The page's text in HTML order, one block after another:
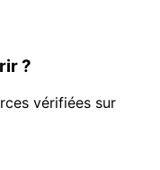
?
vérifiées sur